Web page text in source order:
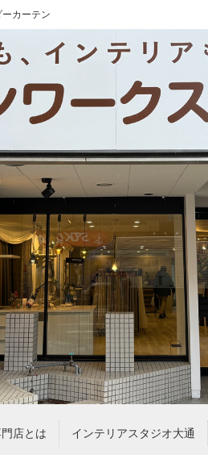
カーテン
店とは インテリアスタジオ大通